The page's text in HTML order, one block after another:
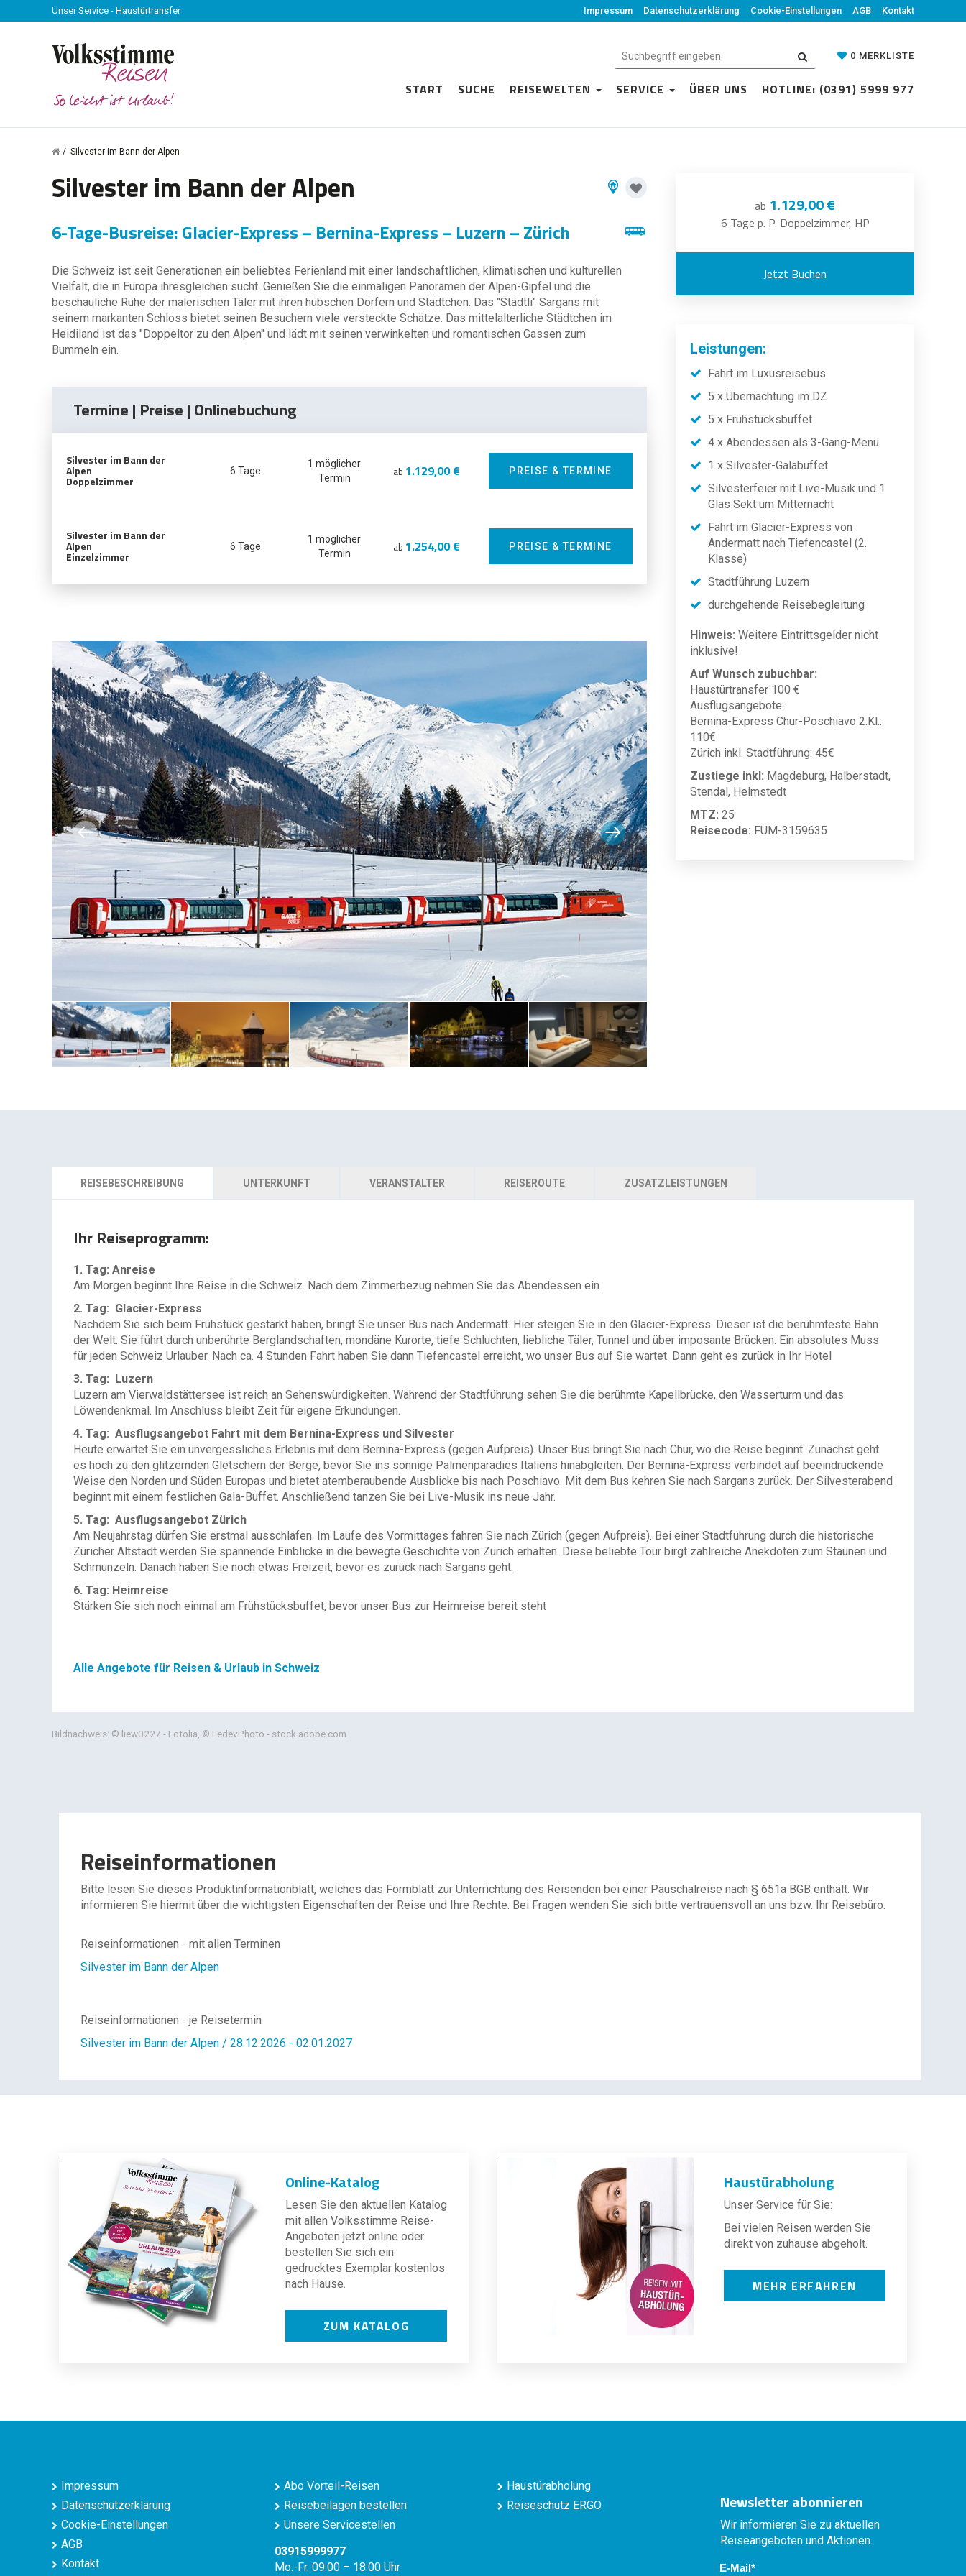
Unser Service - Haustürtransfer Impressum Datenschutzerklärung Cookie-Einstellungen AGB Kontakt
0 MERKLISTE
START SUCHE REISEWELTEN SERVICE ÜBER UNS HOTLINE: (0391) 5999 977
Silvester im Bann der Alpen
Silvester im Bann der Alpen
6-Tage-Busreise: Glacier-Express – Bernina-Express – Luzern – Zürich
Die Schweiz ist seit Generationen ein beliebtes Ferienland mit einer landschaftlichen, klimatischen und kulturellen
Vielfalt, die in Europa ihresgleichen sucht. Genießen Sie die einmaligen Panoramen der Alpen-Gipfel und die
beschauliche Ruhe der malerischen Täler mit ihren hübschen Dörfern und Städtchen. Das "Städtli" Sargans mit
seinem markanten Schloss bietet seinen Besuchern viele versteckte Schätze. Das mittelalterliche Städtchen im
Heidiland ist das "Doppeltor zu den Alpen" und lädt mit seinen verwinkelten und romantischen Gassen zum
Bummeln ein.
Termine | Preise | Onlinebuchung
Silvester im Bann der
Alpen
Doppelzimmer
6 Tage
1 möglicher
Termin
ab 1.129,00 € PREISE & TERMINE
Silvester im Bann der
Alpen
Einzelzimmer
6 Tage
1 möglicher
Termin
ab 1.254,00 € PREISE & TERMINE
ab 1.129,00 €
6 Tage p. P. Doppelzimmer, HP
Jetzt Buchen
Leistungen:
Fahrt im Luxusreisebus
5 x Übernachtung im DZ
5 x Frühstücksbuffet
4 x Abendessen als 3-Gang-Menü
1 x Silvester-Galabuffet
Silvesterfeier mit Live-Musik und 1
Glas Sekt um Mitternacht
Fahrt im Glacier-Express von
Andermatt nach Tiefencastel (2.
Klasse)
Stadtführung Luzern
durchgehende Reisebegleitung
Hinweis: Weitere Eintrittsgelder nicht
inklusive!
Auf Wunsch zubuchbar:
Haustürtransfer 100 €
Ausflugsangebote:
Bernina-Express Chur-Poschiavo 2.Kl.:
110€
Zürich inkl. Stadtführung: 45€
Zustiege inkl: Magdeburg, Halberstadt,
Stendal, Helmstedt
MTZ: 25
Reisecode: FUM-3159635
REISEBESCHREIBUNG UNTERKUNFT VERANSTALTER REISEROUTE ZUSATZLEISTUNGEN
Ihr Reiseprogramm:
1. Tag: Anreise
Am Morgen beginnt Ihre Reise in die Schweiz. Nach dem Zimmerbezug nehmen Sie das Abendessen ein.
2. Tag: Glacier-Express
Nachdem Sie sich beim Frühstück gestärkt haben, bringt Sie unser Bus nach Andermatt. Hier steigen Sie in den Glacier-Express. Dieser ist die berühmteste Bahn
der Welt. Sie führt durch unberührte Berglandschaften, mondäne Kurorte, tiefe Schluchten, liebliche Täler, Tunnel und über imposante Brücken. Ein absolutes Muss
für jeden Schweiz Urlauber. Nach ca. 4 Stunden Fahrt haben Sie dann Tiefencastel erreicht, wo unser Bus auf Sie wartet. Dann geht es zurück in Ihr Hotel
3. Tag: Luzern
Luzern am Vierwaldstättersee ist reich an Sehenswürdigkeiten. Während der Stadtführung sehen Sie die berühmte Kapellbrücke, den Wasserturm und das
Löwendenkmal. Im Anschluss bleibt Zeit für eigene Erkundungen.
4. Tag: Ausflugsangebot Fahrt mit dem Bernina-Express und Silvester
Heute erwartet Sie ein unvergessliches Erlebnis mit dem Bernina-Express (gegen Aufpreis). Unser Bus bringt Sie nach Chur, wo die Reise beginnt. Zunächst geht
es hoch zu den glitzernden Gletschern der Berge, bevor Sie ins sonnige Palmenparadies Italiens hinabgleiten. Der Bernina-Express verbindet auf beeindruckende
Weise den Norden und Süden Europas und bietet atemberaubende Ausblicke bis nach Poschiavo. Mit dem Bus kehren Sie nach Sargans zurück. Der Silvesterabend
beginnt mit einem festlichen Gala-Buffet. Anschließend tanzen Sie bei Live-Musik ins neue Jahr.
5. Tag: Ausflugsangebot Zürich
Am Neujahrstag dürfen Sie erstmal ausschlafen. Im Laufe des Vormittages fahren Sie nach Zürich (gegen Aufpreis). Bei einer Stadtführung durch die historische
Züricher Altstadt werden Sie spannende Einblicke in die bewegte Geschichte von Zürich erhalten. Diese beliebte Tour birgt zahlreiche Anekdoten zum Staunen und
Schmunzeln. Danach haben Sie noch etwas Freizeit, bevor es zurück nach Sargans geht.
6. Tag: Heimreise
Stärken Sie sich noch einmal am Frühstücksbuffet, bevor unser Bus zur Heimreise bereit steht
Alle Angebote für Reisen & Urlaub in Schweiz
Bildnachweis: © liew0227 - Fotolia, © FedevPhoto - stock.adobe.com
Reiseinformationen
Bitte lesen Sie dieses Produktinformationblatt, welches das Formblatt zur Unterrichtung des Reisenden bei einer Pauschalreise nach § 651a BGB enthält. Wir
informieren Sie hiermit über die wichtigsten Eigenschaften der Reise und Ihre Rechte. Bei Fragen wenden Sie sich bitte vertrauensvoll an uns bzw. Ihr Reisebüro.
Reiseinformationen - mit allen Terminen
Silvester im Bann der Alpen
Reiseinformationen - je Reisetermin
Silvester im Bann der Alpen / 28.12.2026 - 02.01.2027
Online-Katalog
Lesen Sie den aktuellen Katalog
mit allen Volksstimme Reise-
Angeboten jetzt online oder
bestellen Sie sich ein
gedrucktes Exemplar kostenlos
nach Hause.
ZUM KATALOG
Haustürabholung
Unser Service für Sie:
Bei vielen Reisen werden Sie
direkt von zuhause abgeholt.
MEHR ERFAHREN
Impressum
Datenschutzerklärung
Cookie-Einstellungen
AGB
Kontakt
Abo Vorteil-Reisen
Reisebeilagen bestellen
Unsere Servicestellen
03915999977
Mo.-Fr. 09:00 – 18:00 Uhr
Haustürabholung
Reiseschutz ERGO
Newsletter abonnieren
Wir informieren Sie zu aktuellen
Reiseangeboten und Aktionen.
E-Mail